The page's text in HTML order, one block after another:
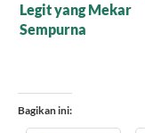
Menggiurkan!
Bagikan ini: